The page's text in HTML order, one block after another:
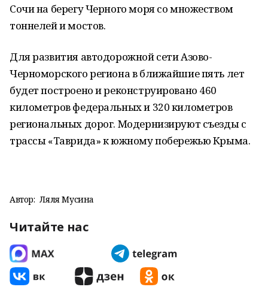
Сочи на берегу Черного моря со множеством
тоннелей и мостов.
Для развития автодорожной сети Азово-
Черноморского региона в ближайшие пять лет
будет построено и реконструировано 460
километров федеральных и 320 километров
региональных дорог. Модернизируют съезды с
трассы «Таврида» к южному побережью Крыма.
Автор: Ляля Мусина
Читайте нас